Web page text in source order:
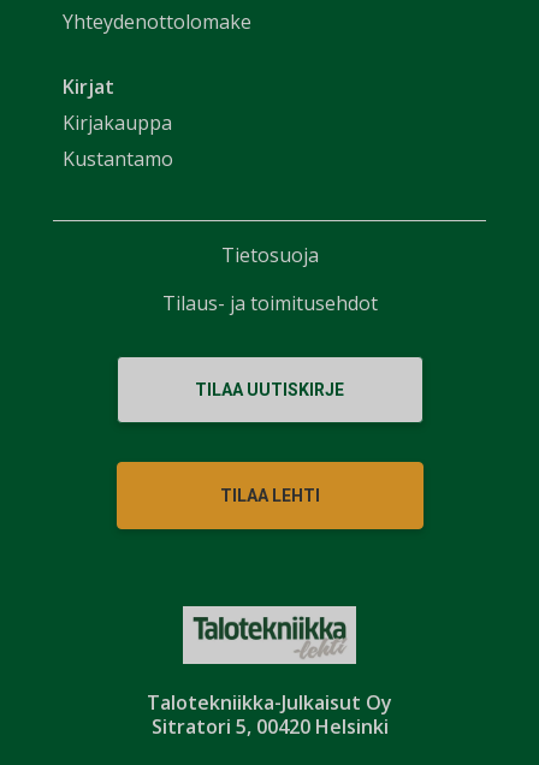
Talotekniikka-Julkaisut Oy
Sitratori 5, 00420 Helsinki
Yhteydenottolomake
Kirjat
Kirjakauppa
Kustantamo
TILAA UUTISKIRJE
TILAA LEHTI
Tietosuoja
Tilaus- ja toimitusehdot